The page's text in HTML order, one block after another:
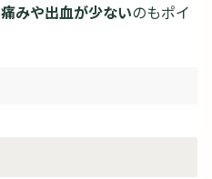
痛みや出血が少ないのもポイ